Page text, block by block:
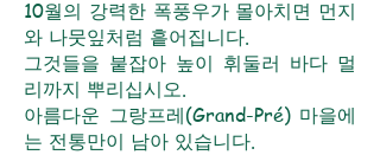
10월의 강력한 폭풍우가 몰아치면 먼지
와 나뭇잎처럼 흩어집니다.
그것들을 붙잡아 높이 휘둘러 바다 멀
리까지 뿌리십시오.
아름다운 그랑프레(Grand-Pré) 마을에
는 전통만이 남아 있습니다.